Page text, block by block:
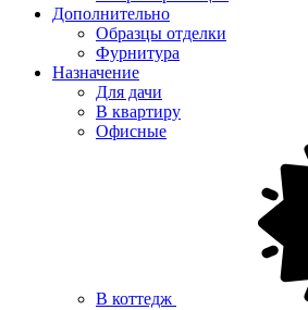
Дополнительно
Образцы отделки
Фурнитура
Назначение
Для дачи
В квартиру
Офисные
В коттедж